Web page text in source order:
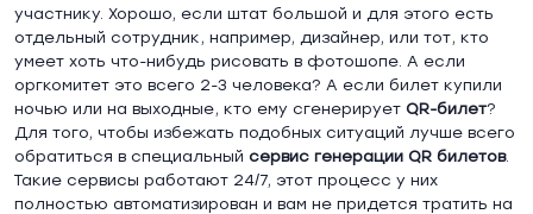
участнику. Хорошо, если штат большой и для этого есть
отдельный сотрудник, например, дизайнер, или тот, кто
умеет хоть что-нибудь рисовать в фотошопе. А если
оргкомитет это всего 2-3 человека? А если билет купили
ночью или на выходные, кто ему сгенерирует QR-билет?
Для того, чтобы избежать подобных ситуаций лучше всего
обратиться в специальный сервис генерации QR билетов.
Такие сервисы работают 24/7, этот процесс у них
полностью автоматизирован и вам не придется тратить на